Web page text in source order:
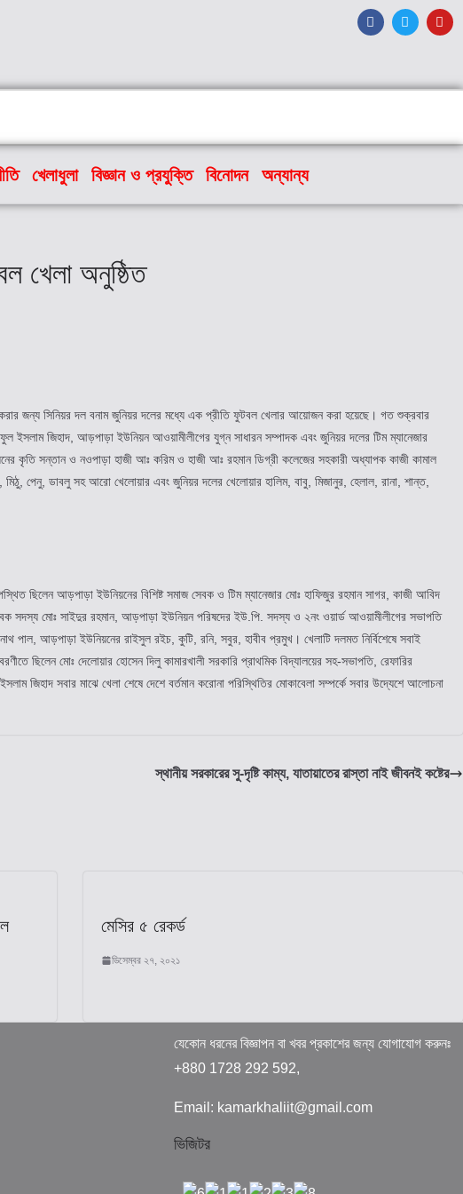
খেলাধুলা বিজ্ঞান ও প্রযুক্তি বিনোদন অন্যান্য
খেলা অনুষ্ঠিত
জন্য সিনিয়র দল বনাম জুনিয়র দলের মধ্যে এক প্রীতি ফুটবল খেলার আয়োজন করা হয়েছে। গত শুক্রবার
ইসলাম জিহাদ, আড়পাড়া ইউনিয়ন আওয়ামীলীগের যুগ্ন সাধারন সম্পাদক এবং জুনিয়র দলের টিম ম্যানেজার
কৃতি সন্তান ও নওপাড়া হাজী আঃ করিম ও হাজী আঃ রহমান ডিগ্রী কলেজের সহকারী অধ্যাপক কাজী কামাল
পেনু, ডাবলু সহ আরো খেলোয়ার এবং জুনিয়র দলের খেলোয়ার হালিম, বাবু, মিজানুর, হেলাল, রানা, শান্ত,
ছিলেন আড়পাড়া ইউনিয়নের বিশিষ্ট সমাজ সেবক ও টিম ম্যানেজার মোঃ হাফিজুর রহমান সাগর, কাজী আবিদ
সদস্য মোঃ সাইদুর রহমান, আড়পাড়া ইউনিয়ন পরিষদের ইউ.পি. সদস্য ও ২নং ওয়ার্ড আওয়ামীলীগের সভাপতি
পাল, আড়পাড়া ইউনিয়নের রাইসুল রইচ, কুটি, রনি, সবুর, হাবীব প্রমুখ। খেলাটি দলমত নির্বিশেষে সবাই
ছিলেন মোঃ দেলোয়ার হোসেন দিলু কামারখালী সরকারি প্রাথমিক বিদ্যালয়ের সহ-সভাপতি, রেফারির
জিহাদ সবার মাঝে খেলা শেষে দেশে বর্তমান করোনা পরিস্থিতির মোকাবেলা সম্পর্কে সবার উদ্যেশে আলোচনা
স্থানীয় সরকারের সু-দৃষ্টি কাম্য, যাতায়াতের রাস্তা নাই জীবনই কষ্টের
মেসির ৫ রেকর্ড
ডিসেম্বর ২৭, ২০২১
যেকোন ধরনের বিজ্ঞাপন বা খবর প্রকাশের জন্য যোগাযোগ করুনঃ
+880 1728 292 592,
Email: kamarkhaliit@gmail.com
ভিজিটর